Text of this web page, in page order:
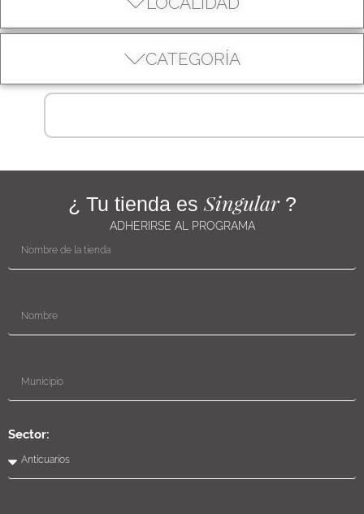
CATEGORÍA
¿ Tu tienda es Singular?
ADHERIRSE AL PROGRAMA
Sector: